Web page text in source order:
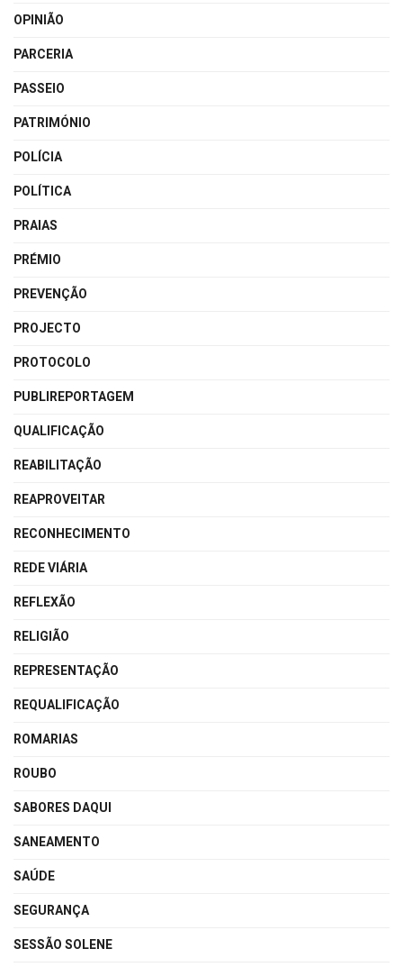
OPINIÃO
PARCERIA
PASSEIO
PATRIMÓNIO
POLÍCIA
POLÍTICA
PRAIAS
PRÉMIO
PREVENÇÃO
PROJECTO
PROTOCOLO
PUBLIREPORTAGEM
QUALIFICAÇÃO
REABILITAÇÃO
REAPROVEITAR
RECONHECIMENTO
REDE VIÁRIA
REFLEXÃO
RELIGIÃO
REPRESENTAÇÃO
REQUALIFICAÇÃO
ROMARIAS
ROUBO
SABORES DAQUI
SANEAMENTO
SAÚDE
SEGURANÇA
SESSÃO SOLENE